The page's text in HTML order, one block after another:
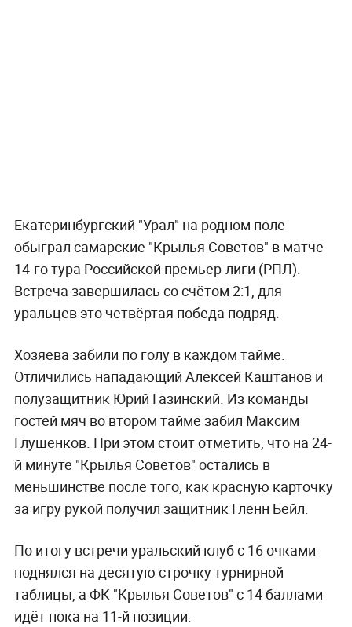
Екатеринбургский "Урал" на родном поле
обыграл самарские "Крылья Советов" в матче
14-го тура Российской премьер-лиги (РПЛ).
Встреча завершилась со счётом 2:1, для
уральцев это четвёртая победа подряд.
Хозяева забили по голу в каждом тайме.
Отличились нападающий Алексей Каштанов и
полузащитник Юрий Газинский. Из команды
гостей мяч во втором тайме забил Максим
Глушенков. При этом стоит отметить, что на 24-
й минуте "Крылья Советов" остались в
меньшинстве после того, как красную карточку
за игру рукой получил защитник Гленн Бейл.
По итогу встречи уральский клуб с 16 очками
поднялся на десятую строчку турнирной
таблицы, а ФК "Крылья Советов" с 14 баллами
идёт пока на 11-й позиции.